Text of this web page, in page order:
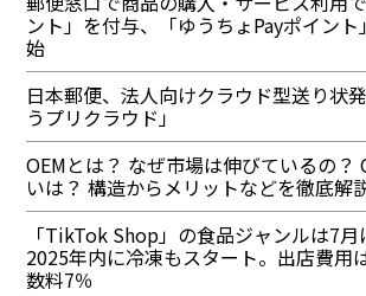
ント」を付与、「ゆうちょPayポイン
始
日本郵便、法人向けクラウド型送り状
うプリクラウド」
OEMとは？ なぜ市場は伸びているの？
いは？ 構造からメリットなどを徹底解
「TikTok Shop」の食品ジャンルは7月
2025年内に冷凍もスタート。出店費用
数料7％